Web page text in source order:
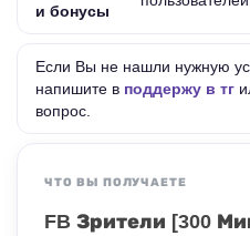
и бонусы
Если Вы не нашли нужную
напишите в поддержу в тг
вопрос.
ЧТО ВЫ ПОЛУЧАЕТЕ
FB Зрители [300